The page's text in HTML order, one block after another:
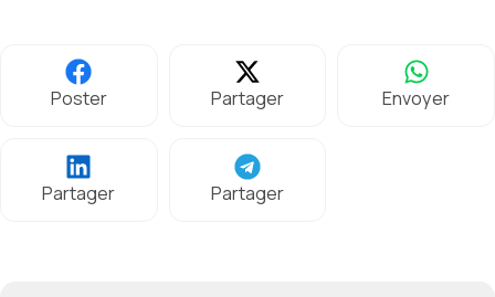
Poster Partager Envoyer
Partager Partager